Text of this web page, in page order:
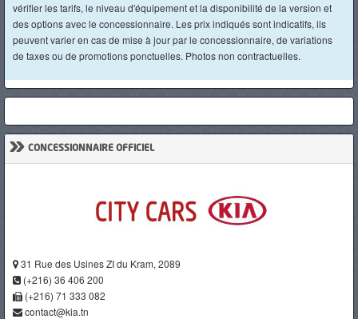
vérifier les tarifs, le niveau d'équipement et la disponibilité de la version et
des options avec le concessionnaire. Les prix indiqués sont indicatifs, ils
peuvent varier en cas de mise à jour par le concessionnaire, de variations
de taxes ou de promotions ponctuelles. Photos non contractuelles.
» CONCESSIONNAIRE OFFICIEL
31 Rue des Usines ZI du Kram, 2089
(+216) 36 406 200
(+216) 71 333 082
contact@kia.tn